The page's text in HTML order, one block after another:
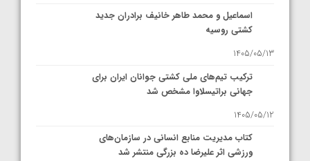
اسماعیل و محمد طاهر خانیف برادران جدید
کشتی روسیه
1405/05/13
ترکیب تیم‌های ملی کشتی جوانان ایران برای
جهانی براتیسلاوا مشخص شد
1405/05/12
کتاب مدیریت منابع انسانی در سازمان‌های
ورزشی اثر علیرضا ده بزرگی منتشر شد